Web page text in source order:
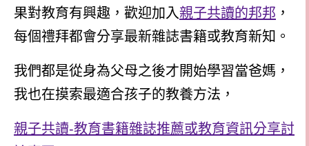
果對教育有興趣，歡迎加入親子共讀的邦邦 ，
每個禮拜都會分享最新雜誌書籍或教育新知。
我們都是從身為父母之後才開始學習當爸媽，
我也在摸索最適合孩子的教養方法，
親子共讀-教育書籍雜誌推薦或教育資訊分享討